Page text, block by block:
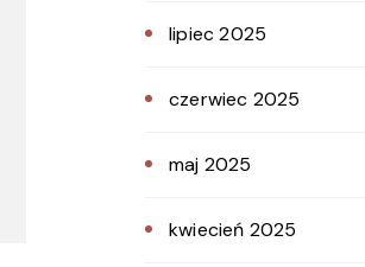
lipiec 2025
czerwiec 2025
maj 2025
kwiecień 2025